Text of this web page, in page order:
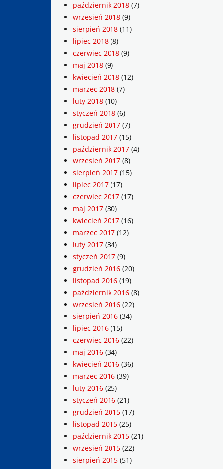
październik 2018 (7)
wrzesień 2018 (9)
sierpień 2018 (11)
lipiec 2018 (8)
czerwiec 2018 (9)
maj 2018 (9)
kwiecień 2018 (12)
marzec 2018 (7)
luty 2018 (10)
styczeń 2018 (6)
grudzień 2017 (7)
listopad 2017 (15)
październik 2017 (4)
wrzesień 2017 (8)
sierpień 2017 (15)
lipiec 2017 (17)
czerwiec 2017 (17)
maj 2017 (30)
kwiecień 2017 (16)
marzec 2017 (12)
luty 2017 (34)
styczeń 2017 (9)
grudzień 2016 (20)
listopad 2016 (19)
październik 2016 (8)
wrzesień 2016 (22)
sierpień 2016 (34)
lipiec 2016 (15)
czerwiec 2016 (22)
maj 2016 (34)
kwiecień 2016 (36)
marzec 2016 (39)
luty 2016 (25)
styczeń 2016 (21)
grudzień 2015 (17)
listopad 2015 (25)
październik 2015 (21)
wrzesień 2015 (22)
sierpień 2015 (51)